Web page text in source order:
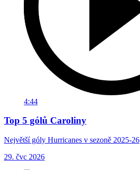
4:44
Top 5 gólů Caroliny
Největší góly Hurricanes v sezoně 2025-26
29. čvc 2026